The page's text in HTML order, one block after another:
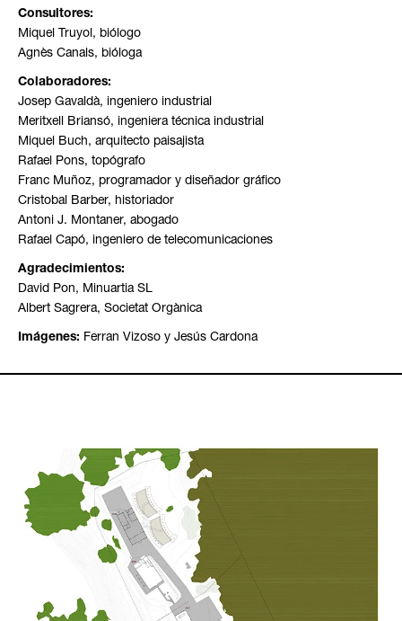
Consultores:
Miquel Truyol, biólogo
Agnès Canals, bióloga
Colaboradores:
Josep Gavaldà, ingeniero industrial
Meritxell Briansó, ingeniera técnica industrial
Miquel Buch, arquitecto paisajista
Rafael Pons, topógrafo
Franc Muñoz, programador y diseñador gráfico
Cristobal Barber, historiador
Antoni J. Montaner, abogado
Rafael Capó, ingeniero de telecomunicaciones
Agradecimientos:
David Pon, Minuartia SL
Albert Sagrera, Societat Orgànica
Imágenes: Ferran Vizoso y Jesús Cardona